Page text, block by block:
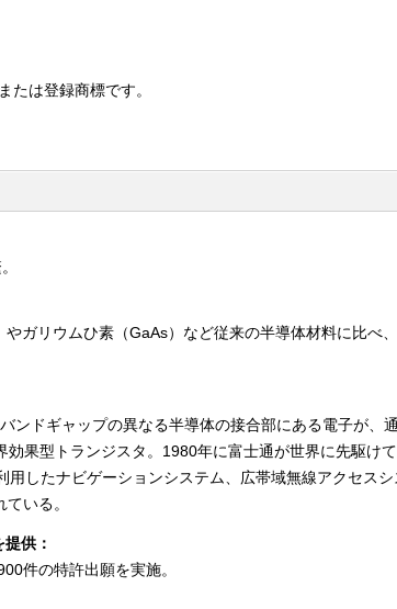
たは登録商標です。
ガリウムひ素（GaAs）など従来の半導体材料に比べ
ンドギャップの異なる半導体の接合部にある電子が、
果型トランジスタ。1980年に富士通が世界に先駆けて
したナビゲーションシステム、広帯域無線アクセスシ
いる。
供：
件の特許出願を実施。